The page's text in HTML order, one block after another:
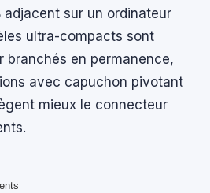
adjacent sur un ordinateur
ultra-compacts sont
branchés en permanence,
avec capuchon pivotant
mieux le connecteur